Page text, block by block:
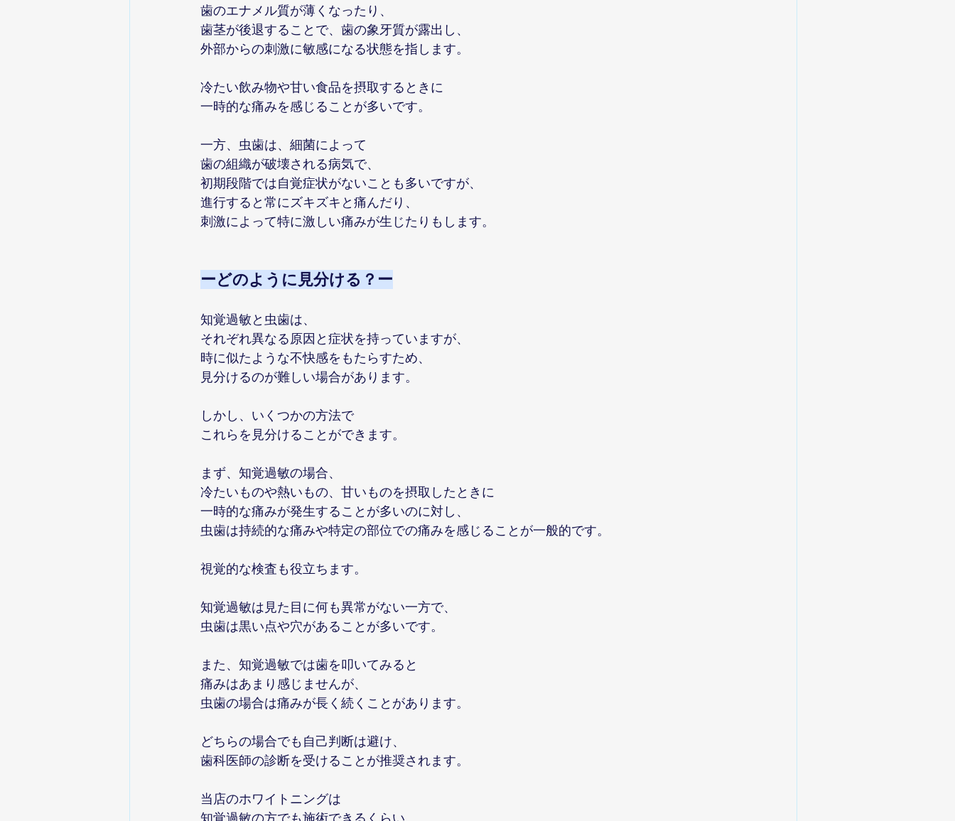
歯のエナメル質が薄くなったり、
歯茎が後退することで、歯の象牙質が露出し、
外部からの刺激に敏感になる状態を指します。
冷たい飲み物や甘い食品を摂取するときに
一時的な痛みを感じることが多いです。
一方、虫歯は、細菌によって
歯の組織が破壊される病気で、
初期段階では自覚症状がないことも多いですが、
進行すると常にズキズキと痛んだり、
刺激によって特に激しい痛みが生じたりもします。
ーどのように見分ける？ー
知覚過敏と虫歯は、
それぞれ異なる原因と症状を持っていますが、
時に似たような不快感をもたらすため、
見分けるのが難しい場合があります。
しかし、いくつかの方法で
これらを見分けることができます。
まず、知覚過敏の場合、
冷たいものや熱いもの、甘いものを摂取したときに
一時的な痛みが発生することが多いのに対し、
虫歯は持続的な痛みや特定の部位での痛みを感じることが一般的です。
視覚的な検査も役立ちます。
知覚過敏は見た目に何も異常がない一方で、
虫歯は黒い点や穴があることが多いです。
また、知覚過敏では歯を叩いてみると
痛みはあまり感じませんが、
虫歯の場合は痛みが長く続くことがあります。
どちらの場合でも自己判断は避け、
歯科医師の診断を受けることが推奨されます。
当店のホワイトニングは